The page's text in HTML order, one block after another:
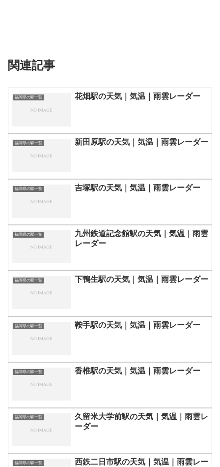
関連記事
福岡県の駅一覧 花畑駅の天気｜気温｜雨雲レーダー
福岡県の駅一覧 新田原駅の天気｜気温｜雨雲レーダー
福岡県の駅一覧 吉塚駅の天気｜気温｜雨雲レーダー
福岡県の駅一覧
九州鉄道記念館駅の天気｜気温｜雨雲
レーダー
福岡県の駅一覧 下鴨生駅の天気｜気温｜雨雲レーダー
福岡県の駅一覧 鞍手駅の天気｜気温｜雨雲レーダー
福岡県の駅一覧 香椎駅の天気｜気温｜雨雲レーダー
福岡県の駅一覧
久留米大学前駅の天気｜気温｜雨雲レ
ーダー
福岡県の駅一覧
西鉄二日市駅の天気｜気温｜雨雲レー